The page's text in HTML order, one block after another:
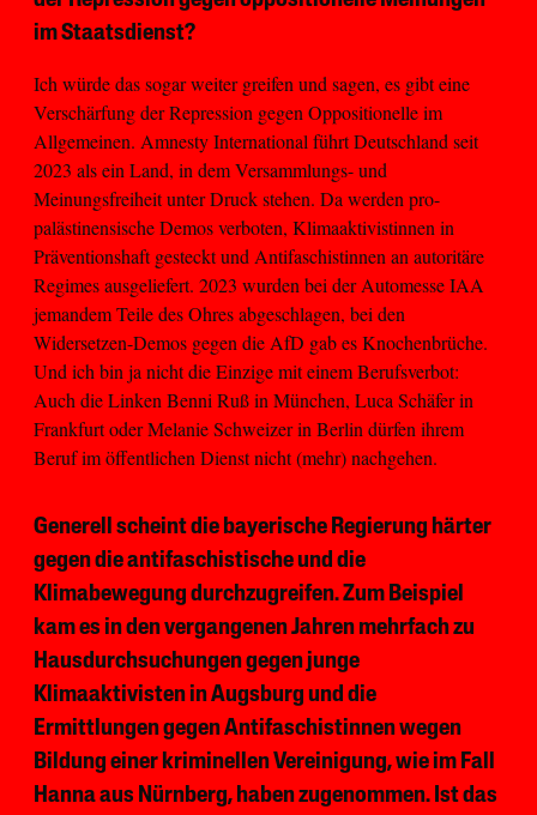
im Staatsdienst?
Ich würde das sogar weiter greifen und sagen, es gibt eine
Verschärfung der Repression gegen Oppositionelle im
Allgemeinen. Amnesty International führt Deutschland seit
2023 als ein Land, in dem Versammlungs- und
Meinungsfreiheit unter Druck stehen. Da werden pro-
palästinensische Demos verboten, Klimaaktivistinnen in
Präventionshaft gesteckt und Antifaschistinnen an autoritäre
Regimes ausgeliefert. 2023 wurden bei der Automesse IAA
jemandem Teile des Ohres abgeschlagen, bei den
Widersetzen-Demos gegen die AfD gab es Knochenbrüche.
Und ich bin ja nicht die Einzige mit einem Berufsverbot:
Auch die Linken Benni Ruß in München, Luca Schäfer in
Frankfurt oder Melanie Schweizer in Berlin dürfen ihrem
Beruf im öffentlichen Dienst nicht (mehr) nachgehen.
Generell scheint die bayerische Regierung härter
gegen die antifaschistische und die
Klimabewegung durchzugreifen. Zum Beispiel
kam es in den vergangenen Jahren mehrfach zu
Hausdurchsuchungen gegen junge
Klimaaktivisten in Augsburg und die
Ermittlungen gegen Antifaschistinnen wegen
Bildung einer kriminellen Vereinigung, wie im Fall
Hanna aus Nürnberg, haben zugenommen. Ist das